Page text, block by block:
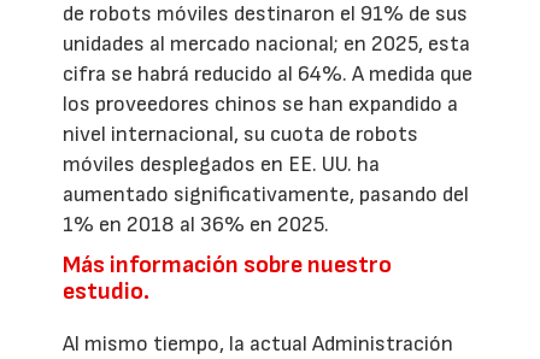
de robots móviles destinaron el 91% de sus
unidades al mercado nacional; en 2025, esta
cifra se habrá reducido al 64%. A medida que
los proveedores chinos se han expandido a
nivel internacional, su cuota de robots
móviles desplegados en EE. UU. ha
aumentado significativamente, pasando del
1% en 2018 al 36% en 2025.
Más información sobre nuestro
estudio.
Al mismo tiempo, la actual Administración